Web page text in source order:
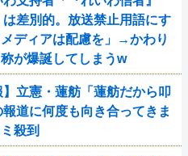
は差別的。放送禁止用語にす
ディアは配慮を」→かわり
が爆誕してしまうw
】立憲・蓮舫「蓮舫だから叩
道に何度も向き合ってきま
殺到